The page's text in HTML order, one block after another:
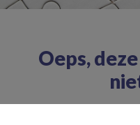
Oeps,